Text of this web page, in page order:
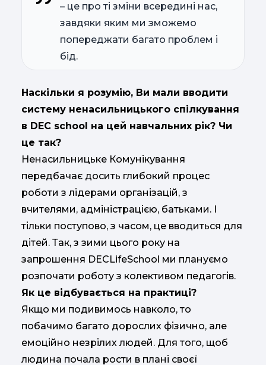
– це про ті зміни всередині нас,
завдяки яким ми зможемо
попереджати багато проблем і
бід.
Наскільки я розумію, Ви мали вводити
систему ненасильницького спілкування
в DEC school на цей навчальних рік? Чи
це так?
Ненасильницьке Комунікування
передбачає досить глибокий процес
роботи з лідерами організацій, з
вчителями, адміністрацією, батьками. І
тільки поступово, з часом, це вводиться для
дітей. Так, з зими цього року на
запрошення DECLifeSchool ми плануємо
розпочати роботу з колективом педагогів.
Як це відбувається на практиці?
Якщо ми подивимось навколо, то
побачимо багато дорослих фізично, але
емоційно незрілих людей. Для того, щоб
людина почала рости в плані своєї